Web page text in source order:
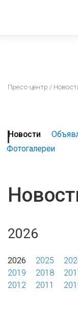
Пресс-центр /
Новости
Фотогалереи
2026
2026 2025
2019
2018
2012
2011